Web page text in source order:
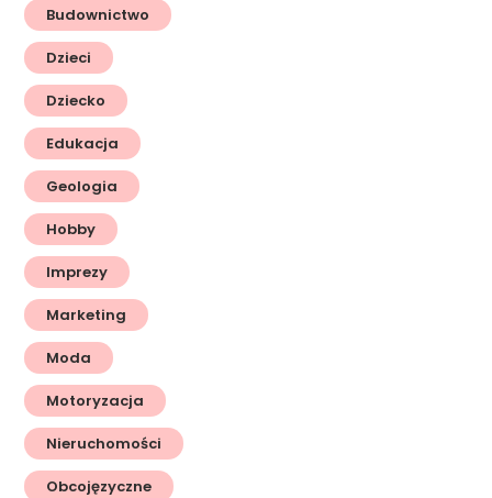
Budownictwo
Dzieci
Dziecko
Edukacja
Geologia
Hobby
Imprezy
Marketing
Moda
Motoryzacja
Nieruchomości
Obcojęzyczne